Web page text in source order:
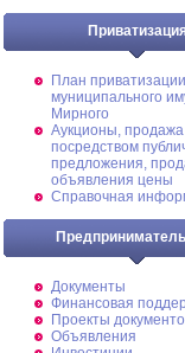
План приватизации
муниципального
Мирного
Аукционы, продажа
посредством
предложения,
объявления цены
Справочная
Документы
Финансовая
Проекты
Объявления